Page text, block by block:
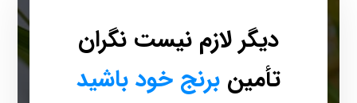
دیگر لازم نیست نگران
تأمین برنج خود باشید